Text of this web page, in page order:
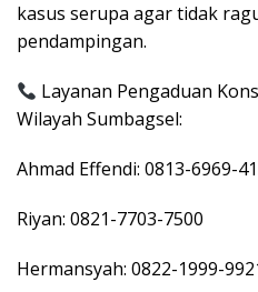
kasus serupa agar tidak
pendampingan.
Layanan Pengaduan
Wilayah Sumbagsel:
Ahmad Effendi: 0813-6969-
Riyan: 0821-7703-7500
Hermansyah: 0822-1999-